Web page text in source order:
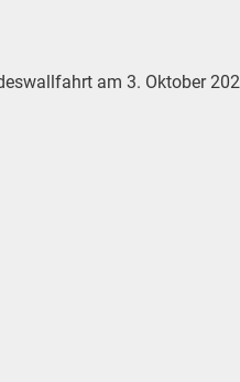
am 3. Oktober